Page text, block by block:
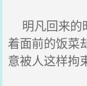
明凡回来的
着面前的饭菜
意被人这样拘